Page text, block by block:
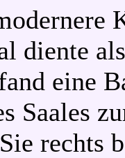
diente
eine
Saales
rechts